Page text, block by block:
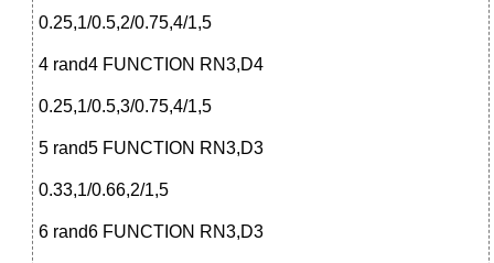
0.25,1/0.5,2/0.75,4/1,5
4 rand4 FUNCTION RN3,D4
0.25,1/0.5,3/0.75,4/1,5
5 rand5 FUNCTION RN3,D3
0.33,1/0.66,2/1,5
6 rand6 FUNCTION RN3,D3